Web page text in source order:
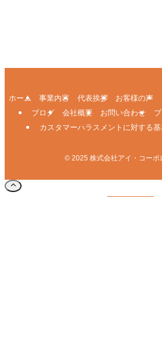
ホーム 事業内容 代表挨拶 お客様の声
ブログ
会社概要 お問い合わせ
カスタマーハラスメントに対する
© 2025 株式会社アイ・コーポ